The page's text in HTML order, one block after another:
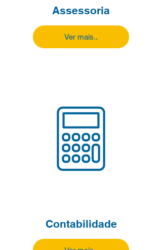
Assessoria
Ver mais..
Contabilidade